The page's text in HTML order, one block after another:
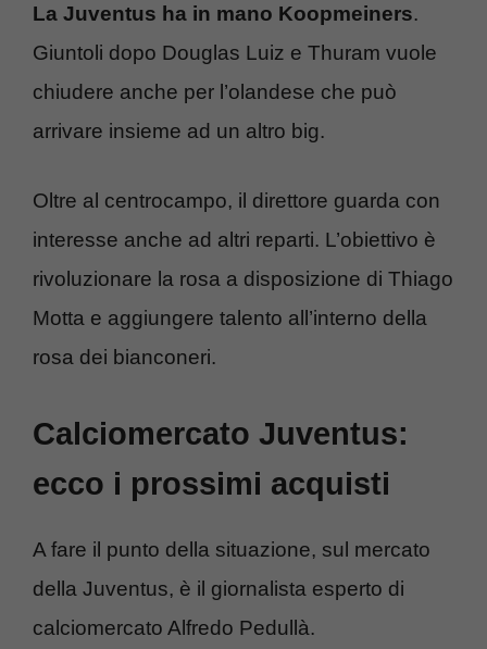
La Juventus ha in mano Koopmeiners.
Giuntoli dopo Douglas Luiz e Thuram vuole
chiudere anche per l’olandese che può
arrivare insieme ad un altro big.
Oltre al centrocampo, il direttore guarda con
interesse anche ad altri reparti. L’obiettivo è
rivoluzionare la rosa a disposizione di Thiago
Motta e aggiungere talento all’interno della
rosa dei bianconeri.
Calciomercato Juventus:
ecco i prossimi acquisti
A fare il punto della situazione, sul mercato
della Juventus, è il giornalista esperto di
calciomercato Alfredo Pedullà.